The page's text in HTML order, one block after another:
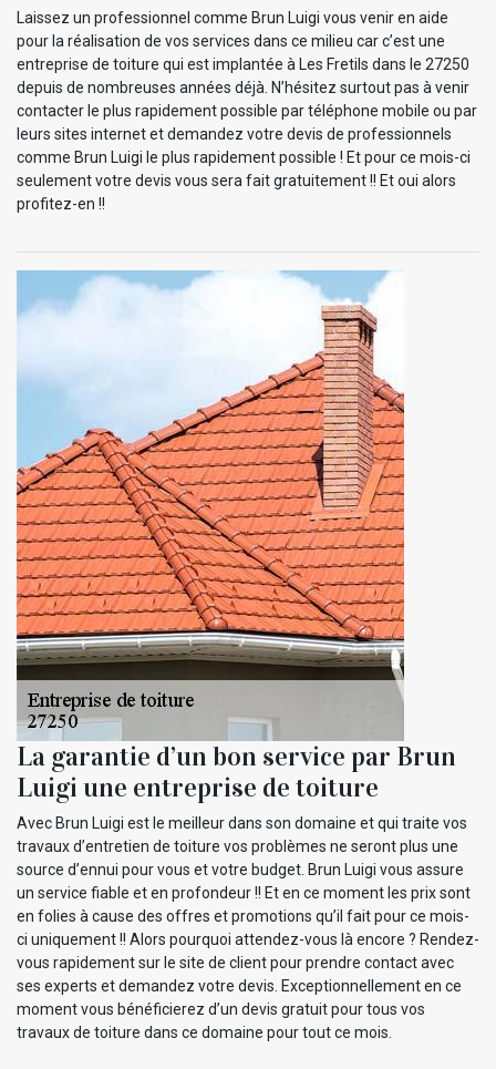
Laissez un professionnel comme Brun Luigi vous venir en aide
pour la réalisation de vos services dans ce milieu car c’est une
entreprise de toiture qui est implantée à Les Fretils dans le 27250
depuis de nombreuses années déjà. N’hésitez surtout pas à venir
contacter le plus rapidement possible par téléphone mobile ou par
leurs sites internet et demandez votre devis de professionnels
comme Brun Luigi le plus rapidement possible ! Et pour ce mois-ci
seulement votre devis vous sera fait gratuitement !! Et oui alors
profitez-en !!
La garantie d’un bon service par Brun
Luigi une entreprise de toiture
Avec Brun Luigi est le meilleur dans son domaine et qui traite vos
travaux d’entretien de toiture vos problèmes ne seront plus une
source d’ennui pour vous et votre budget. Brun Luigi vous assure
un service fiable et en profondeur !! Et en ce moment les prix sont
en folies à cause des offres et promotions qu’il fait pour ce mois-
ci uniquement !! Alors pourquoi attendez-vous là encore ? Rendez-
vous rapidement sur le site de client pour prendre contact avec
ses experts et demandez votre devis. Exceptionnellement en ce
moment vous bénéficierez d’un devis gratuit pour tous vos
travaux de toiture dans ce domaine pour tout ce mois.